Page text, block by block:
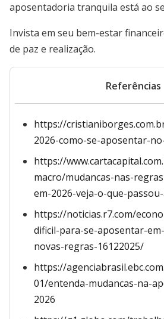
aposentadoria tranquila está ao
Invista em seu bem-estar
de paz e realização.
Referências
https://
2026-como-se-aposentar-
https://
macro/mudancas-nas-
em-2026-veja-o-que-
https://noticias.r7.com/
dificil-para-se-aposentar-
novas-regras-16122025/
https://
01/entenda-mudancas-na-
2026